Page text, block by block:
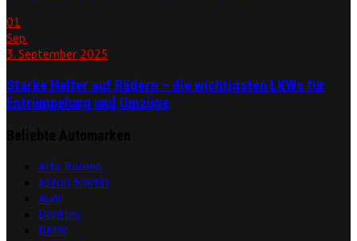
01
Sep.
3. September 2025
Starke Helfer auf Rädern – die wichtigsten LKWs für
Entrümpelung und Umzüge
Alfa Romeo
Aston Martin
Audi
Bentley
BMW